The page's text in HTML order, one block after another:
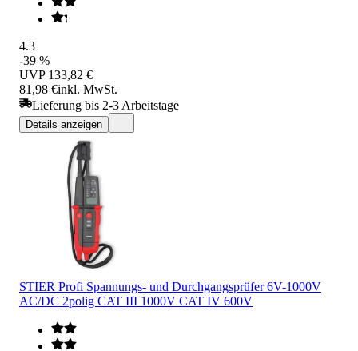
4.3
-39 %
UVP 133,82 €
81,98 €inkl. MwSt.
Lieferung bis 2-3 Arbeitstage
Details anzeigen
STIER Profi Spannungs- und Durchgangsprüfer 6V-1000V
AC/DC 2polig CAT III 1000V CAT IV 600V